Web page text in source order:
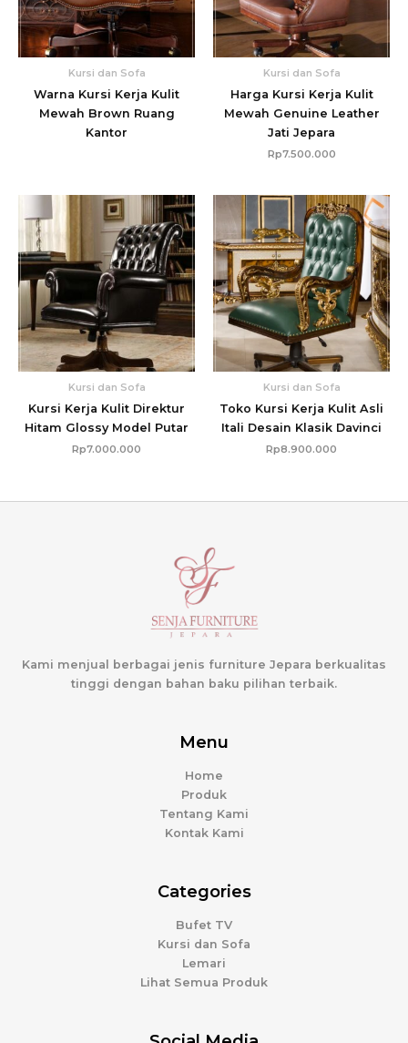
Kursi dan Sofa
Warna Kursi Kerja Kulit
Mewah Brown Ruang
Kantor
Kursi dan Sofa
Harga Kursi Kerja Kulit
Mewah Genuine Leather
Jati Jepara
Rp7.500.000
Kursi dan Sofa
Kursi Kerja Kulit Direktur
Hitam Glossy Model Putar
Rp7.000.000
Kursi dan Sofa
Toko Kursi Kerja Kulit Asli
Itali Desain Klasik Davinci
Rp8.900.000
Kami menjual berbagai jenis furniture Jepara berkualitas
tinggi dengan bahan baku pilihan terbaik.
Menu
Home
Produk
Tentang Kami
Kontak Kami
Categories
Bufet TV
Kursi dan Sofa
Lemari
Lihat Semua Produk